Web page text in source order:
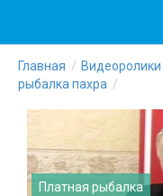
Главная Видеоролики
рыбалка пахра
Платная рыбалка